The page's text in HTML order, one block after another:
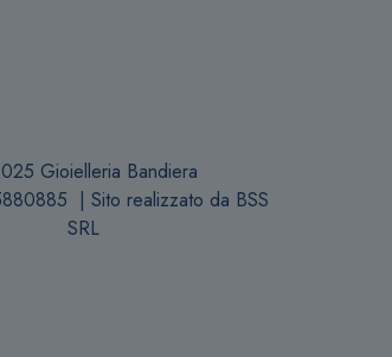
Gioielleria Bandiera
| Sito realizzato da BSS
SRL